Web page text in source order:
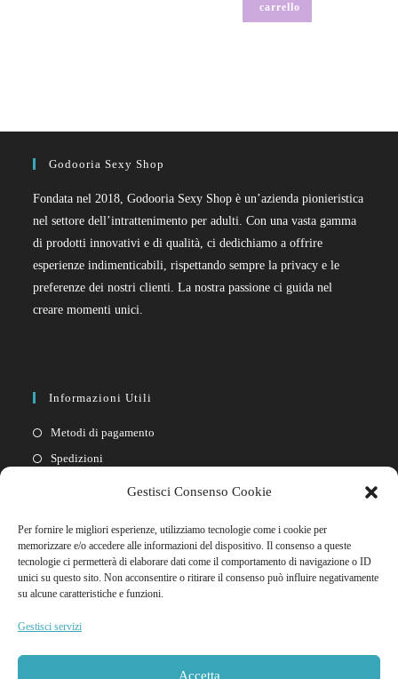
Gestisci Consenso Cookie
Per fornire le migliori esperienze, utilizziamo tecnologie come i cookie per
memorizzare e/o accedere alle informazioni del dispositivo. Il consenso a queste
tecnologie ci permetterà di elaborare dati come il comportamento di navigazione o ID
unici su questo sito. Non acconsentire o ritirare il consenso può influire negativamente
su alcune caratteristiche e funzioni.
Gestisci servizi
Accetta
carrello
Godooria Sexy Shop
Fondata nel 2018, Godooria Sexy Shop è un’azienda pionieristica
nel settore dell’intrattenimento per adulti. Con una vasta gamma
di prodotti innovativi e di qualità, ci dedichiamo a offrire
esperienze indimenticabili, rispettando sempre la privacy e le
preferenze dei nostri clienti. La nostra passione ci guida nel
creare momenti unici.
Informazioni Utili
Metodi di pagamento
Spedizioni
Cookie policy
Link Rapidi